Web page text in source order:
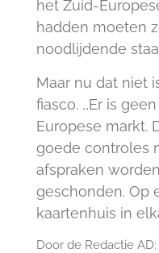
het Zuid-
hadden moeten
noodlijdende
Maar nu dat niet
fiasco. ,,Er is
Europese markt.
goede controles
afspraken
geschonden. Op
kaartenhuis in
Door de Redactie